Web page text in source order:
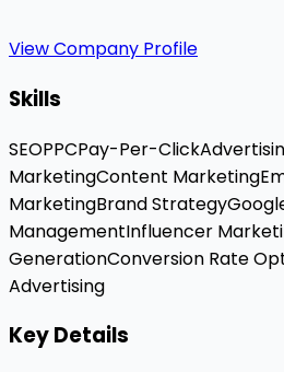
View Company Profile
Skills
SEOPPCPay-Per-Click
MarketingContent Marketing
MarketingBrand Strategy
ManagementInfluencer
GenerationConversion Rate
Advertising
Key Details